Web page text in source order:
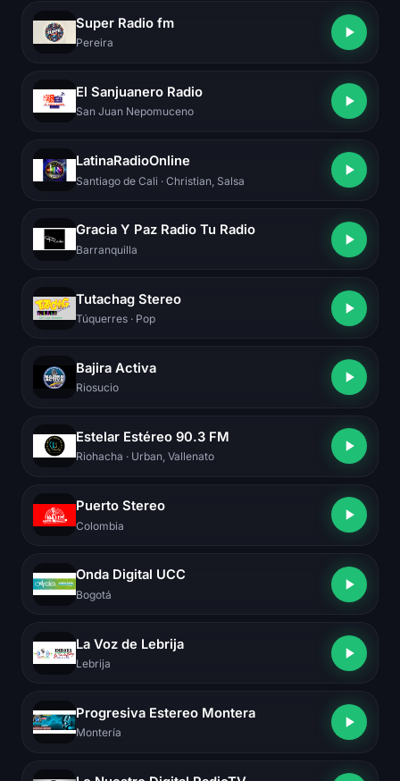
Super Radio fm
Pereira
El Sanjuanero Radio
San Juan Nepomuceno
LatinaRadioOnline
Santiago de Cali · Christian, Salsa
Gracia Y Paz Radio Tu Radio
Barranquilla
Tutachag Stereo
Túquerres · Pop
Bajira Activa
Riosucio
Estelar Estéreo 90.3 FM
Riohacha · Urban, Vallenato
Puerto Stereo
Colombia
Onda Digital UCC
Bogotá
La Voz de Lebrija
Lebrija
Progresiva Estereo Montera
Montería